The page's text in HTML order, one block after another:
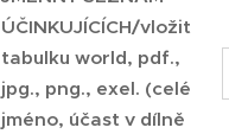
ÚČINKUJÍCÍCH/vložit
tabulku world, pdf.,
jpg., png., exel. (celé
jméno, účast v dílně